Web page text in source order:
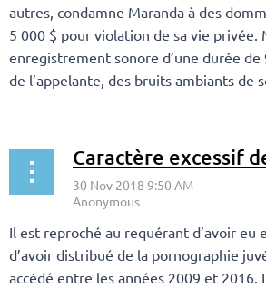
autres, condamne Maranda à des
5 000 $ pour violation de sa vie privée.
enregistrement sonore d’une durée de
de l’appelante, des bruits ambiants de
Il est reproché au requérant d’avoir eu
d’avoir distribué de la pornographie
accédé entre les années 2009 et 2016.